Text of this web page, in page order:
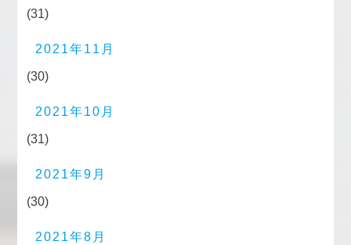
(31)
2021年11月
(30)
2021年10月
(31)
2021年9月
(30)
2021年8月